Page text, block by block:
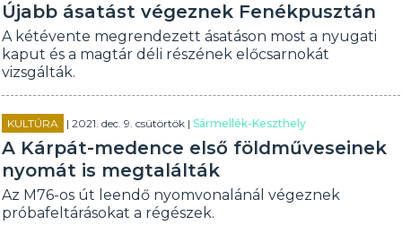
Újabb ásatást végeznek Fenékpusztán
A kétévente megrendezett ásatáson most a nyugati
kaput és a magtár déli részének előcsarnokát
vizsgálták.
KULTÚRA | 2021. dec. 9. csütörtök |Sármellék-Keszthely
A Kárpát-medence első földműveseinek
nyomát is megtalálták
Az M76-os út leendő nyomvonalánál végeznek
próbafeltárásokat a régészek.